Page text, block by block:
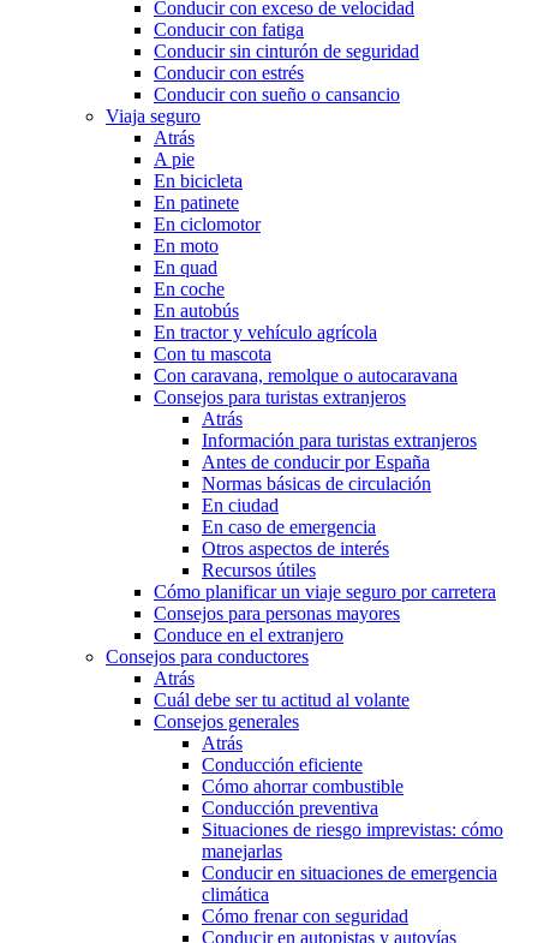
Conducir con exceso de velocidad
Conducir con fatiga
Conducir sin cinturón de seguridad
Conducir con estrés
Conducir con sueño o cansancio
Viaja seguro
Atrás
A pie
En bicicleta
En patinete
En ciclomotor
En moto
En quad
En coche
En autobús
En tractor y vehículo agrícola
Con tu mascota
Con caravana, remolque o autocaravana
Consejos para turistas extranjeros
Atrás
Información para turistas extranjeros
Antes de conducir por España
Normas básicas de circulación
En ciudad
En caso de emergencia
Otros aspectos de interés
Recursos útiles
Cómo planificar un viaje seguro por carretera
Consejos para personas mayores
Conduce en el extranjero
Consejos para conductores
Atrás
Cuál debe ser tu actitud al volante
Consejos generales
Atrás
Conducción eficiente
Cómo ahorrar combustible
Conducción preventiva
Situaciones de riesgo imprevistas: cómo
manejarlas
Conducir en situaciones de emergencia
climática
Cómo frenar con seguridad
Conducir en autopistas y autovías